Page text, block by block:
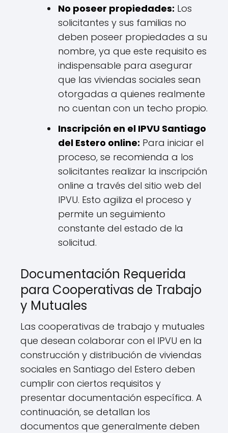
No poseer propiedades: Los
solicitantes y sus familias no
deben poseer propiedades a su
nombre, ya que este requisito es
indispensable para asegurar
que las viviendas sociales sean
otorgadas a quienes realmente
no cuentan con un techo propio.
Inscripción en el IPVU Santiago
del Estero online: Para iniciar el
proceso, se recomienda a los
solicitantes realizar la inscripción
online a través del sitio web del
IPVU. Esto agiliza el proceso y
permite un seguimiento
constante del estado de la
solicitud.
Documentación Requerida
para Cooperativas de Trabajo
y Mutuales
Las cooperativas de trabajo y mutuales
que desean colaborar con el IPVU en la
construcción y distribución de viviendas
sociales en Santiago del Estero deben
cumplir con ciertos requisitos y
presentar documentación específica. A
continuación, se detallan los
documentos que generalmente deben